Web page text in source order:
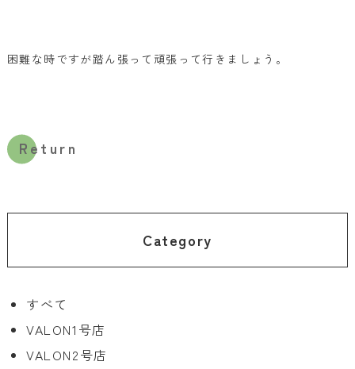
Category
すべて
VALON1号店
VALON2号店
困難な時ですが踏ん張って頑張って行きましょう。
Return